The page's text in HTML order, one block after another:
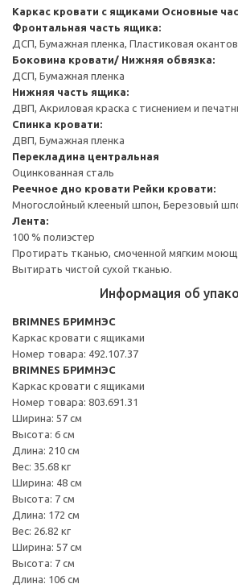
Каркас кровати с ящиками Основные
Фронтальная часть ящика:
ДСП, Бумажная пленка, Пластиковая
Боковина кровати/ Нижняя обвязка:
ДСП, Бумажная пленка
Нижняя часть ящика:
ДВП, Акриловая краска с тиснением и
Спинка кровати:
ДВП, Бумажная пленка
Перекладина центральная
Оцинкованная сталь
Реечное дно кровати Рейки кровати:
Многослойный клееный шпон, Березовый
Лента:
100 % полиэстер
Протирать тканью, смоченной мягким
Вытирать чистой сухой тканью.
Информация об
BRIMNES БРИМНЭС
Каркас кровати с ящиками
Номер товара: 492.107.37
BRIMNES БРИМНЭС
Каркас кровати с ящиками
Номер товара: 803.691.31
Ширина: 57 см
Высота: 6 см
Длина: 210 см
Вес: 35.68 кг
Ширина: 48 см
Высота: 7 см
Длина: 172 см
Вес: 26.82 кг
Ширина: 57 см
Высота: 7 см
Длина: 106 см